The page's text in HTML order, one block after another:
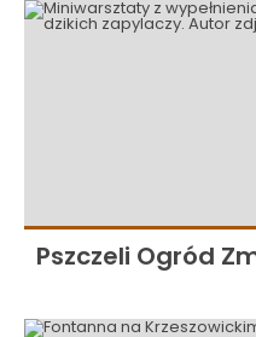
Pszczeli Ogród